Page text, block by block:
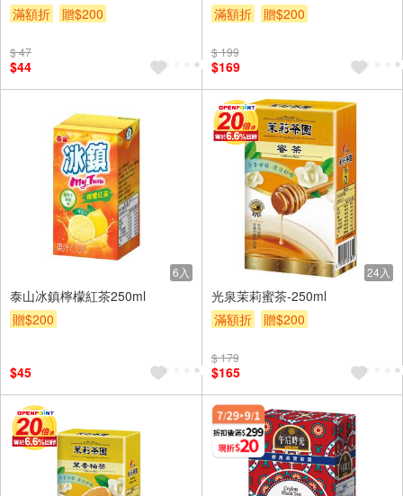
滿額折
贈$200
$ 47
$44
滿額折
贈$200
$ 199
$169
6入
泰山冰鎮檸檬紅茶250ml
贈$200
$45
24入
光泉茉莉蜜茶-250ml
滿額折
贈$200
$ 179
$165